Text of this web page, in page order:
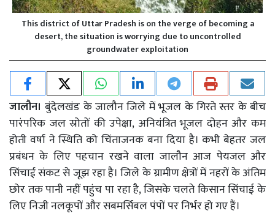
This district of Uttar Pradesh is on the verge of becoming a
desert, the situation is worrying due to uncontrolled
groundwater exploitation
जालौन। बुंदेलखंड के जालौन जिले में भूजल के गिरते स्तर के बीच
पारंपरिक जल स्रोतों की उपेक्षा, अनियंत्रित भूजल दोहन और कम
होती वर्षा ने स्थिति को चिंताजनक बना दिया है। कभी बेहतर जल
प्रबंधन के लिए पहचान रखने वाला जालौन आज पेयजल और
सिंचाई संकट से जूझ रहा है। जिले के ग्रामीण क्षेत्रों में नहरों के अंतिम
छोर तक पानी नहीं पहुंच पा रहा है, जिसके चलते किसान सिंचाई के
लिए निजी नलकूपों और सबमर्सिबल पंपों पर निर्भर हो गए हैं।